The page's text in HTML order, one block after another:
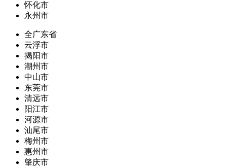
怀化市
永州市
全广东省
云浮市
揭阳市
潮州市
中山市
东莞市
清远市
阳江市
河源市
汕尾市
梅州市
惠州市
肇庆市